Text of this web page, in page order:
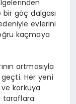
göç dalgası
evlerini
kaçmaya
artmasıyla
Her yeni
ve korkuya
taraflara